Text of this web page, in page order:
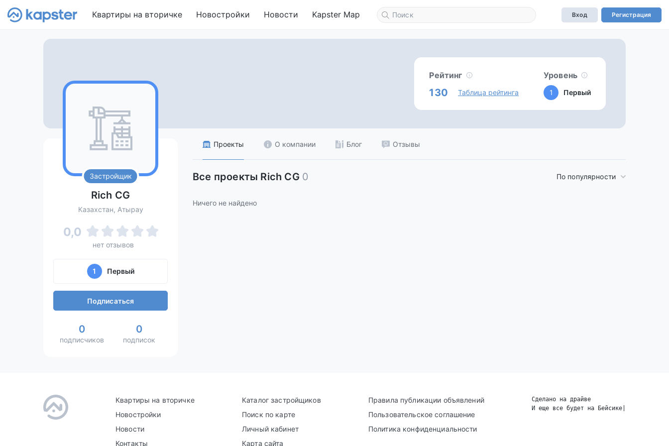
Квартиры на вторичке Новостройки Новости Kapster Map Вход Регистрация
Рейтинг
130 Таблица рейтинга
Уровень
1 Первый
Застройщик
Rich CG
Казахстан, Атырау
0,0
нет отзывов
1 Первый
Подписаться
0
подписчиков
0
подписок
Проекты О компании Блог Отзывы
Все проекты Rich CG 0 По популярности
Ничего не найдено
Квартиры на вторичке
Новостройки
Новости
Контакты
Каталог застройщиков
Поиск по карте
Личный кабинет
Карта сайта
Правила публикации объявлений
Пользовательское соглашение
Политика конфиденциальности
Сделано на драйве
И еще все будет на Бейсике